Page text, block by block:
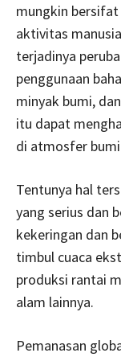
mungkin
aktivitas
terjadinya
penggunaan
minyak bumi,
itu dapat
di atmosfer
Tentunya hal
yang serius dan
kekeringan dan
timbul cuaca
produksi rantai
alam lainnya.
Pemanasan